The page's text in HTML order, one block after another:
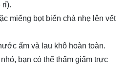
rỉ).
miếng bọt biển chà nhẹ lên vết
ấm và lau khô hoàn toàn.
bạn có thể thấm giấm trực